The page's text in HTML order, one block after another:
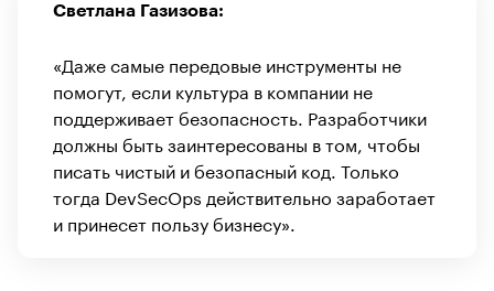
Светлана Газизова:
«Даже самые передовые инструменты не
помогут, если культура в компании не
поддерживает безопасность. Разработчики
должны быть заинтересованы в том, чтобы
писать чистый и безопасный код. Только
тогда DevSecOps действительно заработает
и принесет пользу бизнесу».